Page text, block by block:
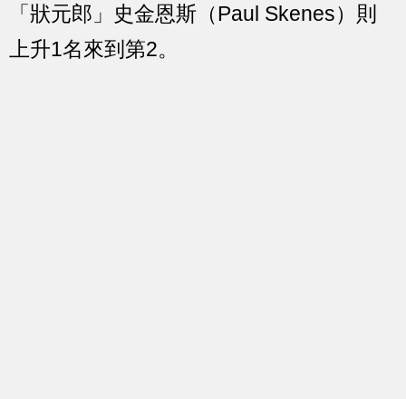
「狀元郎」史金恩斯（Paul Skenes）則
上升1名來到第2。